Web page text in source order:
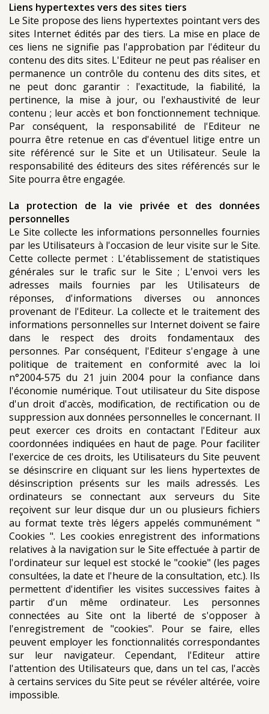
Liens hypertextes vers des sites tiers
Le Site propose des liens hypertextes pointant vers des
sites Internet édités par des tiers. La mise en place de
ces liens ne signifie pas l'approbation par l'éditeur du
contenu des dits sites. L'Editeur ne peut pas réaliser en
permanence un contrôle du contenu des dits sites, et
ne peut donc garantir : l'exactitude, la fiabilité, la
pertinence, la mise à jour, ou l'exhaustivité de leur
contenu ; leur accès et bon fonctionnement technique.
Par conséquent, la responsabilité de l'Editeur ne
pourra être retenue en cas d'éventuel litige entre un
site référencé sur le Site et un Utilisateur. Seule la
responsabilité des éditeurs des sites référencés sur le
Site pourra être engagée.
La protection de la vie privée et des données
personnelles
Le Site collecte les informations personnelles fournies
par les Utilisateurs à l'occasion de leur visite sur le Site.
Cette collecte permet : L'établissement de statistiques
générales sur le trafic sur le Site ; L'envoi vers les
adresses mails fournies par les Utilisateurs de
réponses, d'informations diverses ou annonces
provenant de l'Editeur. La collecte et le traitement des
informations personnelles sur Internet doivent se faire
dans le respect des droits fondamentaux des
personnes. Par conséquent, l'Editeur s'engage à une
politique de traitement en conformité avec la loi
n°2004-575 du 21 juin 2004 pour la confiance dans
l'économie numérique. Tout utilisateur du Site dispose
d'un droit d'accès, modification, de rectification ou de
suppression aux données personnelles le concernant. Il
peut exercer ces droits en contactant l'Editeur aux
coordonnées indiquées en haut de page. Pour faciliter
l'exercice de ces droits, les Utilisateurs du Site peuvent
se désinscrire en cliquant sur les liens hypertextes de
désinscription présents sur les mails adressés. Les
ordinateurs se connectant aux serveurs du Site
reçoivent sur leur disque dur un ou plusieurs fichiers
au format texte très légers appelés communément "
Cookies ". Les cookies enregistrent des informations
relatives à la navigation sur le Site effectuée à partir de
l'ordinateur sur lequel est stocké le "cookie" (les pages
consultées, la date et l'heure de la consultation, etc.). Ils
permettent d'identifier les visites successives faites à
partir d'un même ordinateur. Les personnes
connectées au Site ont la liberté de s'opposer à
l'enregistrement de "cookies". Pour se faire, elles
peuvent employer les fonctionnalités correspondantes
sur leur navigateur. Cependant, l'Editeur attire
l'attention des Utilisateurs que, dans un tel cas, l'accès
à certains services du Site peut se révéler altérée, voire
impossible.